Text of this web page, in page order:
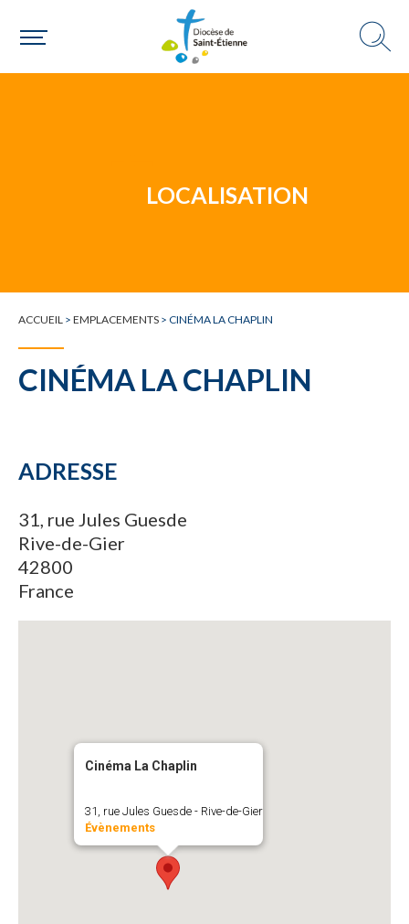
Un mouvement
LOCALISATION
ACCUEIL > EMPLACEMENTS > CINÉMA LA CHAPLIN
CINÉMA LA CHAPLIN
ADRESSE
31, rue Jules Guesde
Rive-de-Gier
42800
France
Cinéma La Chaplin
31, rue Jules Guesde - Rive-de-Gier
Évènements